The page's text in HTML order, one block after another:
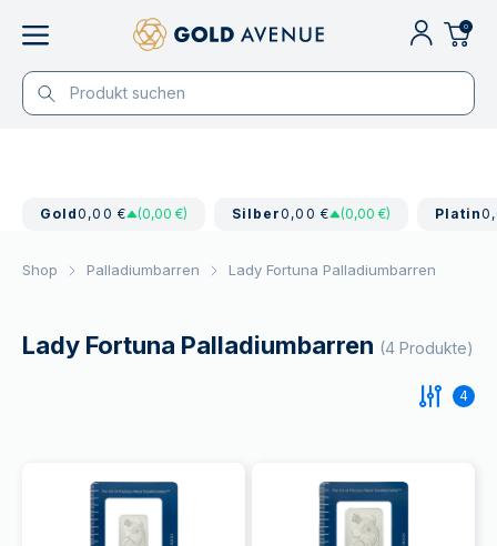
0
Gold0,00 € (0,00 €) Silber0,00 € (0,00 €) Platin
Shop Palladiumbarren Lady Fortuna Palladiumbarren
Lady Fortuna Palladiumbarren (4 Produkte)
4